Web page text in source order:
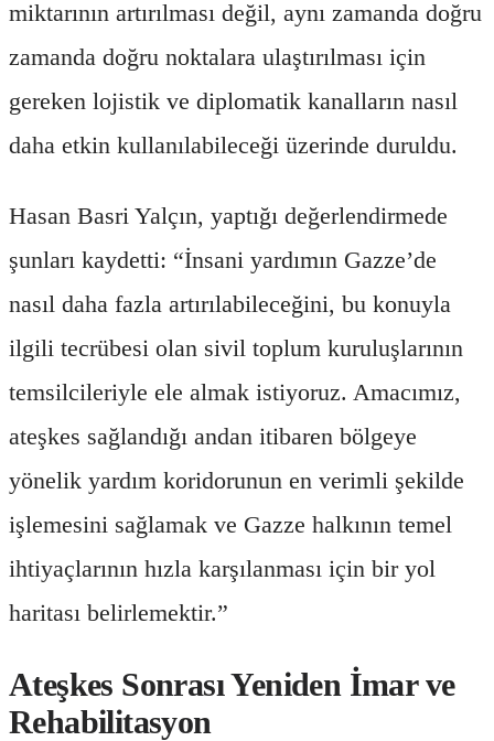
miktarının artırılması değil, aynı zamanda doğru
zamanda doğru noktalara ulaştırılması için
gereken lojistik ve diplomatik kanalların nasıl
daha etkin kullanılabileceği üzerinde duruldu.
Hasan Basri Yalçın, yaptığı değerlendirmede
şunları kaydetti: “İnsani yardımın Gazze’de
nasıl daha fazla artırılabileceğini, bu konuyla
ilgili tecrübesi olan sivil toplum kuruluşlarının
temsilcileriyle ele almak istiyoruz. Amacımız,
ateşkes sağlandığı andan itibaren bölgeye
yönelik yardım koridorunun en verimli şekilde
işlemesini sağlamak ve Gazze halkının temel
ihtiyaçlarının hızla karşılanması için bir yol
haritası belirlemektir.”
Ateşkes Sonrası Yeniden İmar ve
Rehabilitasyon